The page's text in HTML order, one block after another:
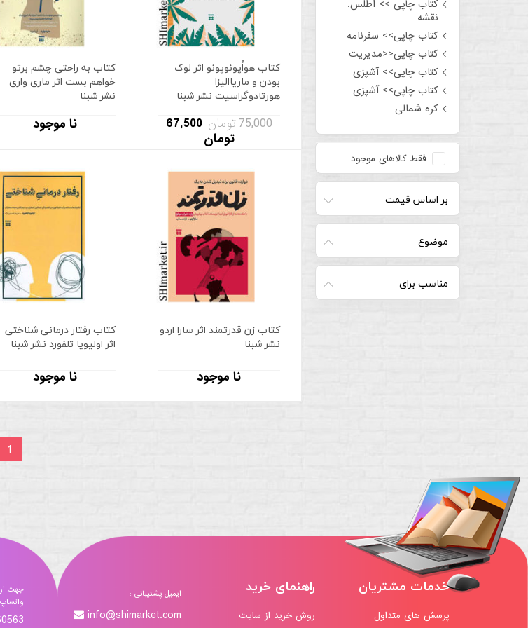
کتاب چاپی >> اطلس.
نقشه
کتاب چاپی>> سفرنامه
کتاب چاپی<<مدیریت
کتاب چاپی>> آشپزی
کتاب چاپی>> آشپزی
کره شمالی
فقط کالاهای موجود
بر اساس قیمت
موضوع
مناسب برای
کتاب هو‌اُپونوپونو اثر لوک
بودن و ماریاالیزا
هورتادوگراسیت نشر شبنا
75,000 تومان
67,500
تومان
کتاب به راحتی چشم برتو
خواهم بست اثر ماری واری
نشر شبنا
نا موجود
کتاب زن قدرتمند اثر سارا اردو
نشر شبنا
نا موجود
کتاب رفتار درمانی شناختی
اثر اولیویا تلفورد نشر شبنا
نا موجود
1
خدمات مشتریان
پرسش های متداول
راهنمای خرید
روش خرید از سایت
ایمیل پشتیبانی :
info@shimarket.com
جهت
واتساپ